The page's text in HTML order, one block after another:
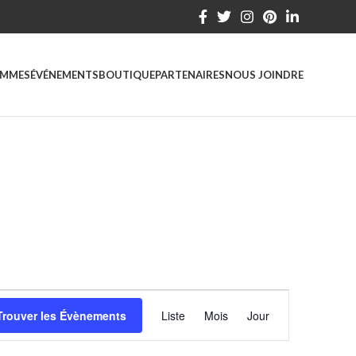
ÉVÉNEMENTSBOUTIQUEPARTENAIRESNOUS JOINDRE
les Évènements
Views
Navigation
Liste Mois Jour